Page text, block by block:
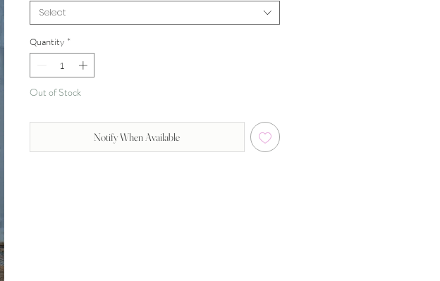
Select
Quantity *
Out of Stock
Notify When Available